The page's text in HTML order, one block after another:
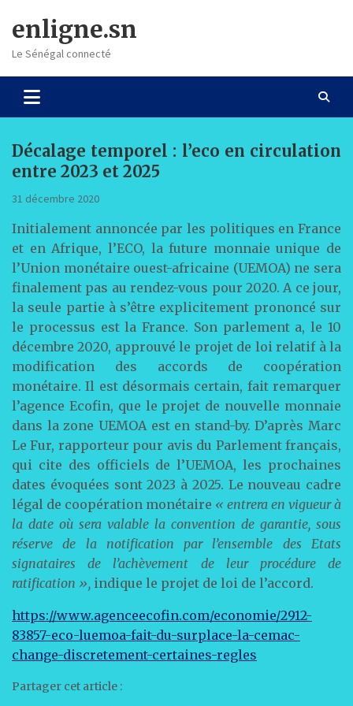
content
enligne.sn
Le Sénégal connecté
Décalage temporel : l’eco en circulation
entre 2023 et 2025
31 décembre 2020
Initialement annoncée par les politiques en France
et en Afrique, l’ECO, la future monnaie unique de
l’Union monétaire ouest-africaine (UEMOA) ne sera
finalement pas au rendez-vous pour 2020. A ce jour,
la seule partie à s’être explicitement prononcé sur
le processus est la France. Son parlement a, le 10
décembre 2020, approuvé le projet de loi relatif à la
modification des accords de coopération
monétaire. Il est désormais certain, fait remarquer
l’agence Ecofin, que le projet de nouvelle monnaie
dans la zone UEMOA est en stand-by. D’après Marc
Le Fur, rapporteur pour avis du Parlement français,
qui cite des officiels de l’UEMOA, les prochaines
dates évoquées sont 2023 à 2025. Le nouveau cadre
légal de coopération monétaire « entrera en vigueur à
la date où sera valable la convention de garantie, sous
réserve de la notification par l’ensemble des Etats
signataires de l’achèvement de leur procédure de
ratification », indique le projet de loi de l’accord.
https://www.agenceecofin.com/economie/2912-
83857-eco-luemoa-fait-du-surplace-la-cemac-
change-discretement-certaines-regles
Partager cet article :